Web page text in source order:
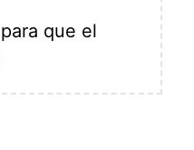
para que el